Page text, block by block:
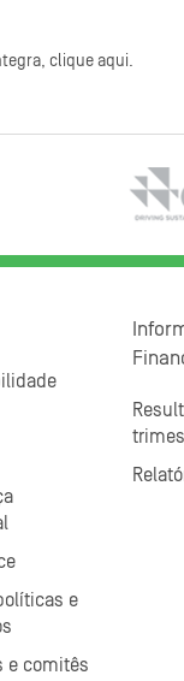
clique aqui.
e
e comitês